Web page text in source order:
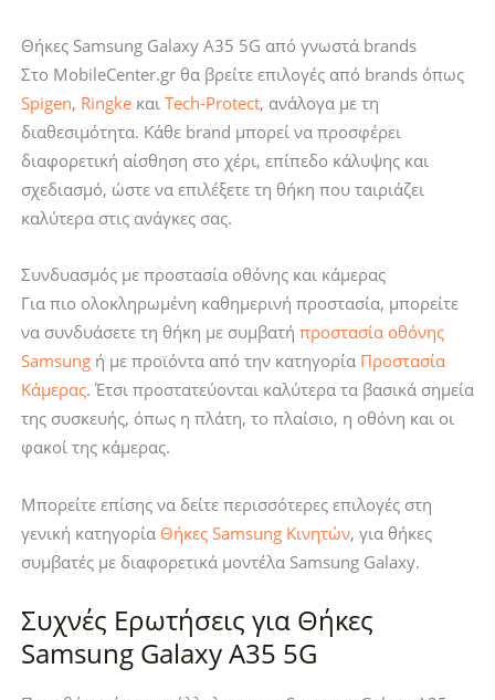
Θήκες Samsung Galaxy A35 5G από γνωστά brands
Στο MobileCenter.gr θα βρείτε επιλογές από brands όπως
Spigen, Ringkeκαι Tech-Protect, ανάλογα με τη
διαθεσιμότητα. Κάθε brand μπορεί να προσφέρει
διαφορετική αίσθηση στο χέρι, επίπεδο κάλυψης και
σχεδιασμό, ώστε να επιλέξετε τη θήκη που ταιριάζει
καλύτερα στις ανάγκες σας.
Συνδυασμός με προστασία οθόνης και κάμερας
Για πιο ολοκληρωμένη καθημερινή προστασία, μπορείτε
να συνδυάσετε τη θήκη με συμβατή προστασία οθόνης
Samsungή με προϊόντα από την κατηγορία Προστασία
Κάμερας. Έτσι προστατεύονται καλύτερα τα βασικά σημεία
της συσκευής, όπως η πλάτη, το πλαίσιο, η οθόνη και οι
φακοί της κάμερας.
Μπορείτε επίσης να δείτε περισσότερες επιλογές στη
γενική κατηγορία Θήκες Samsung Κινητών, για θήκες
συμβατές με διαφορετικά μοντέλα Samsung Galaxy.
Συχνές Ερωτήσεις για Θήκες
Samsung Galaxy A35 5G